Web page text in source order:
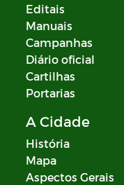
Editais
Manuais
Campanhas
Diário oficial
Cartilhas
Portarias
A Cidade
História
Mapa
Aspectos Gerais